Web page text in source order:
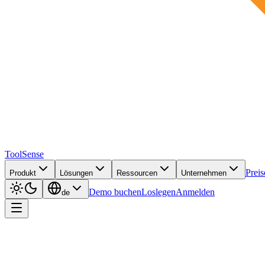
ToolSense
Produkt Lösungen Ressourcen Unternehmen
de Demo buchenLoslegenAnmelden